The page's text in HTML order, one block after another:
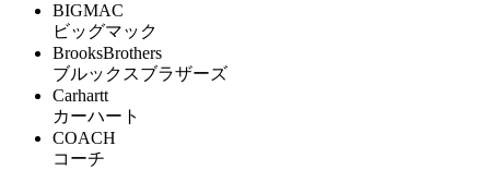
BIGMAC
ビッグマック
BrooksBrothers
ブルックスブラザーズ
Carhartt
カーハート
COACH
コーチ